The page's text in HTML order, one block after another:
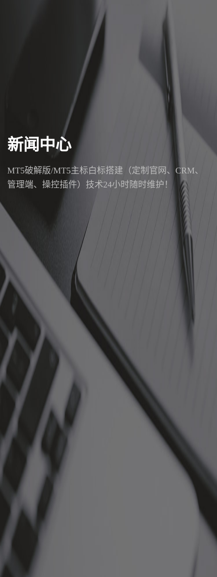
新闻中心
MT5破解版/MT5主标白标搭建（定制官网、CRM、
管理端、操控插件）技术24小时随时维护！